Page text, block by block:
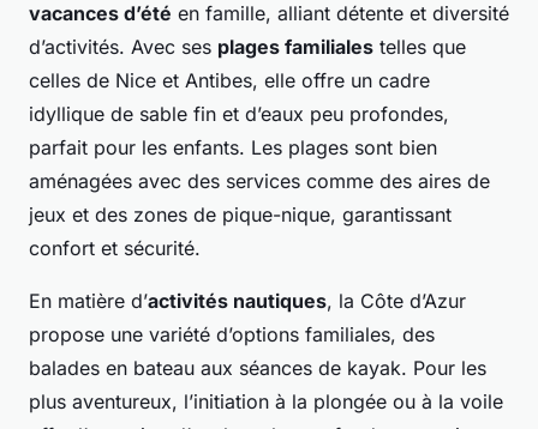
vacances d’été en famille, alliant détente et diversité
d’activités. Avec ses plages familiales telles que
celles de Nice et Antibes, elle offre un cadre
idyllique de sable fin et d’eaux peu profondes,
parfait pour les enfants. Les plages sont bien
aménagées avec des services comme des aires de
jeux et des zones de pique-nique, garantissant
confort et sécurité.
En matière d’activités nautiques, la Côte d’Azur
propose une variété d’options familiales, des
balades en bateau aux séances de kayak. Pour les
plus aventureux, l’initiation à la plongée ou à la voile